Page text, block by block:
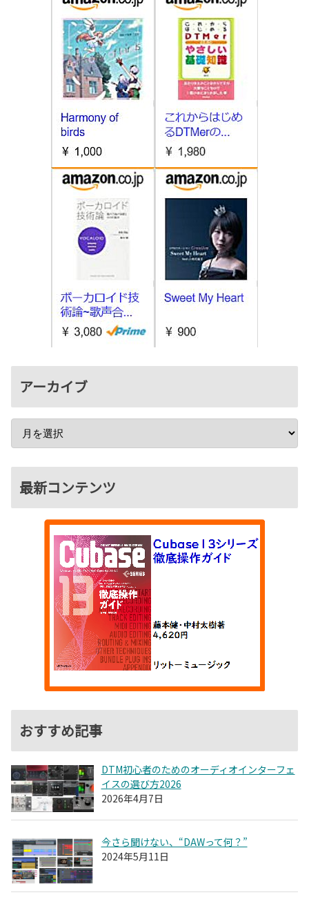
アーカイブ
最新コンテンツ
おすすめ記事
DTM初心者のためのオーディオインターフェ
イスの選び方2026
2026年4月7日
今さら聞けない、“DAWって何？”
2024年5月11日